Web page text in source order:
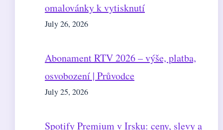
omalovánky k vytisknutí
July 26, 2026
Abonament RTV 2026 – výše, platba,
osvobození | Průvodce
July 25, 2026
Spotify Premium v Irsku: ceny, slevy a